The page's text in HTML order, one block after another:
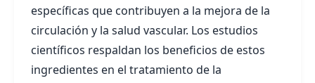
específicas que contribuyen a la mejora de la
circulación y la salud vascular. Los estudios
científicos respaldan los beneficios de estos
ingredientes en el tratamiento de la